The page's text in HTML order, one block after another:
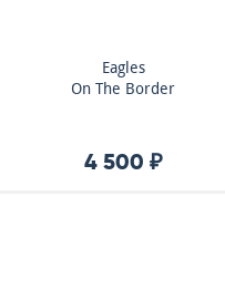
Eagles
On The Border
4 500 ₽